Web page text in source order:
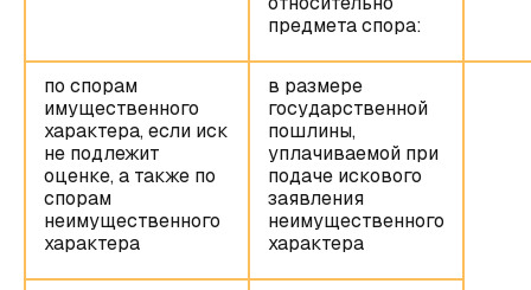
предмета спора:
по спорам
имущественного
характера, если иск
не подлежит
оценке, а также по
спорам
неимущественного
характера
в размере
государственной
пошлины,
уплачиваемой при
подаче искового
заявления
неимущественного
характера